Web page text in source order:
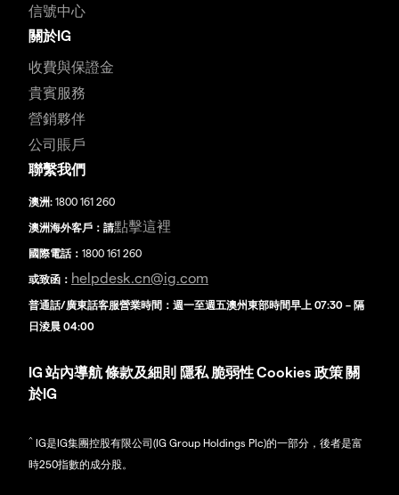
信號中心
關於IG
收費與保證金
貴賓服務
營銷夥伴
公司賬戶
聯繫我們
澳洲: 1800 161 260
澳洲海外客戶：請點擊這裡
國際電話： 1800 161 260
或致函： helpdesk.cn@ig.com
普通話/廣東話客服營業時間：週一至週五澳州東部時間早上 07:30 – 隔
日淩晨 04:00
IG 站內導航條款及細則 隱私 脆弱性Cookies 政策 關
於IG
^ IG是IG集團控股有限公司(IG Group Holdings Plc)的一部分，後者是富
時250指數的成分股。